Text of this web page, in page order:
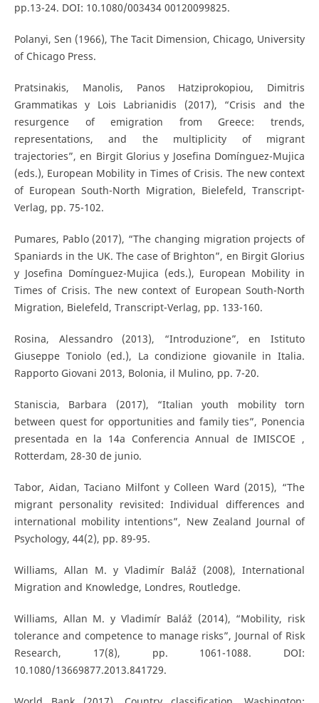
pp.13-24. DOI: 10.1080/003434 00120099825.
Polanyi, Sen (1966), The Tacit Dimension, Chicago, University
of Chicago Press.
Pratsinakis, Manolis, Panos Hatziprokopiou, Dimitris
Grammatikas y Lois Labrianidis (2017), “Crisis and the
resurgence of emigration from Greece: trends,
representations, and the multiplicity of migrant
trajectories”, en Birgit Glorius y Josefina Domínguez-Mujica
(eds.), European Mobility in Times of Crisis. The new context
of European South-North Migration, Bielefeld, Transcript-
Verlag, pp. 75-102.
Pumares, Pablo (2017), “The changing migration projects of
Spaniards in the UK. The case of Brighton”, en Birgit Glorius
y Josefina Domínguez-Mujica (eds.), European Mobility in
Times of Crisis. The new context of European South-North
Migration, Bielefeld, Transcript-Verlag, pp. 133-160.
Rosina, Alessandro (2013), “Introduzione”, en Istituto
Giuseppe Toniolo (ed.), La condizione giovanile in Italia.
Rapporto Giovani 2013, Bolonia, il Mulino, pp. 7-20.
Staniscia, Barbara (2017), “Italian youth mobility torn
between quest for opportunities and family ties”, Ponencia
presentada en la 14a Conferencia Annual de IMISCOE ,
Rotterdam, 28-30 de junio.
Tabor, Aidan, Taciano Milfont y Colleen Ward (2015), “The
migrant personality revisited: Individual differences and
international mobility intentions”, New Zealand Journal of
Psychology, 44(2), pp. 89-95.
Williams, Allan M. y Vladimír Baláž (2008), International
Migration and Knowledge, Londres, Routledge.
Williams, Allan M. y Vladimír Baláž (2014), “Mobility, risk
tolerance and competence to manage risks”, Journal of Risk
Research, 17(8), pp. 1061-1088. DOI:
10.1080/13669877.2013.841729.